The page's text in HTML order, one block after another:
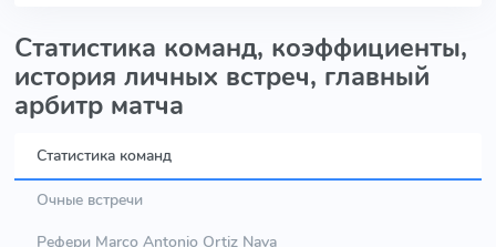
Статистика команд, коэффициенты,
история личных встреч, главный
арбитр матча
Статистика команд
Очные встречи
Рефери Marco Antonio Ortiz Nava